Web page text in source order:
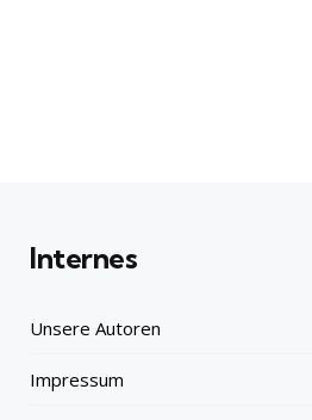
Internes
Unsere Autoren
Impressum